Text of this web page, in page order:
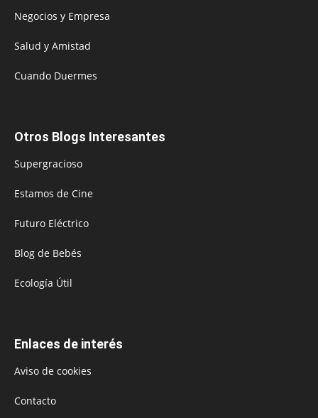
Negocios y Empresa
Salud y Amistad
Cuando Duermes
Otros Blogs Interesantes
Supergracioso
Estamos de Cine
Futuro Eléctrico
Blog de Bebés
Ecología Útil
Enlaces de interés
Aviso de cookies
Contacto